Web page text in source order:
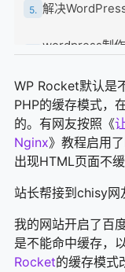
5. 解决
6.
wordpress制
7. 7b2美化-网站
8. 7b2美化-手机
WP Rocket默认是
PHP的缓存模式，
的。有网友按照《
Nginx》教程启用
出现HTML页面不缓
站长帮接到chisy网
我的网站开启了百
是不能命中缓存，
Rocket的缓存模式